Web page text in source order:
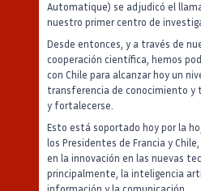
Automatique) se adjudicó el
nuestro primer centro de
Desde entonces, y a través de
cooperación científica, hemos
con Chile para alcanzar hoy un
transferencia de conocimiento y
y fortalecerse.
Esto está soportado hoy por la
los Presidentes de Francia y
en la innovación en las nuevas
principalmente, la inteligencia